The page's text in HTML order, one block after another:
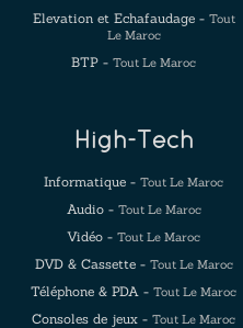
Elevation et Echafaudage - Tout
Le Maroc
BTP - Tout Le Maroc
High-Tech
Informatique - Tout Le Maroc
Audio - Tout Le Maroc
Vidéo - Tout Le Maroc
DVD & Cassette - Tout Le Maroc
Téléphone & PDA - Tout Le Maroc
Consoles de jeux - Tout Le Maroc